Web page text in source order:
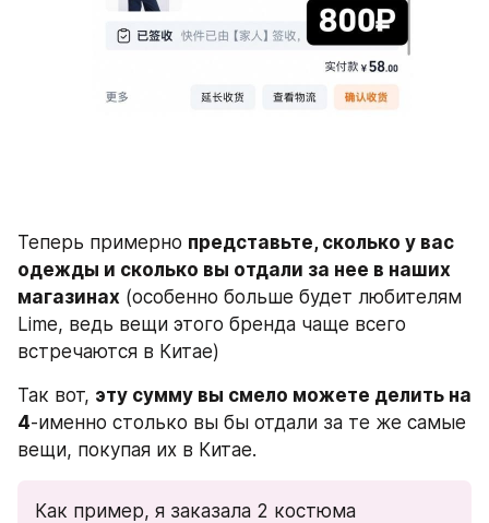
Теперь примерно представьте, сколько у вас
одежды и сколько вы отдали за нее в наших
магазинах (особенно больше будет любителям
Lime, ведь вещи этого бренда чаще всего
встречаются в Китае)
Так вот, эту сумму вы смело можете делить на
4-именно столько вы бы отдали за те же самые
вещи, покупая их в Китае.
Как пример, я заказала 2 костюма